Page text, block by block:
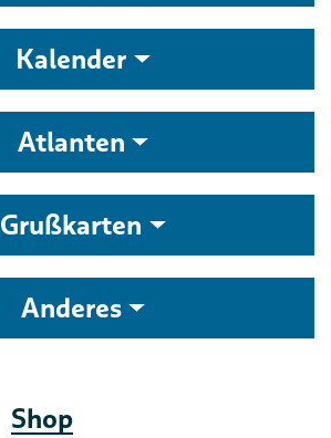
Kalender
Atlanten
Grußkarten
Anderes
Shop